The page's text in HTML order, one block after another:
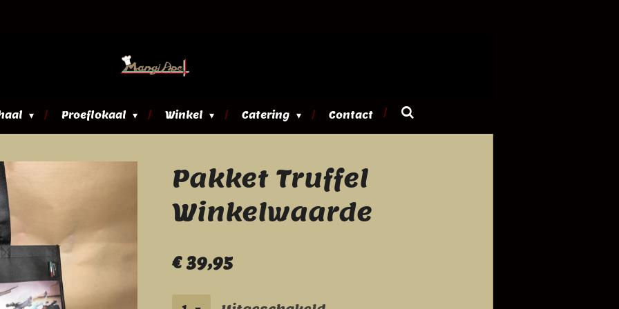
Proeflokaal Winkel Catering Contact
Pakket Truffel
Winkelwaarde
€ 39,95